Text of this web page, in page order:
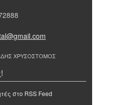
ΧΡΥΣΟΣΤΟΜΟΣ
στο RSS Feed